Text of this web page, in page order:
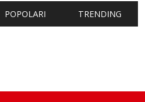
POPOLARI TRENDING